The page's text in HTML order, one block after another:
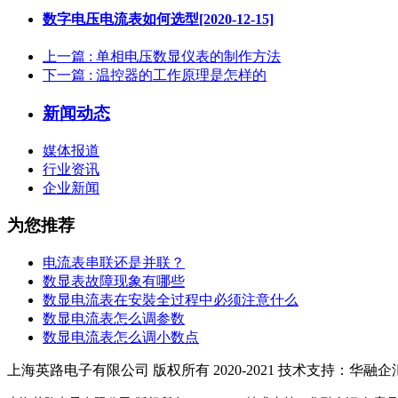
数字电压电流表如何选型[2020-12-15]
上一篇 : 单相电压数显仪表的制作方法
下一篇 : 温控器的工作原理是怎样的
新闻动态
媒体报道
行业资讯
企业新闻
为您推荐
电流表串联还是并联？
数显表故障现象有哪些
数显电流表在安裝全过程中必须注意什么
数显电流表怎么调参数
数显电流表怎么调小数点
上海英路电子有限公司 版权所有 2020-2021 技术支持：华融企